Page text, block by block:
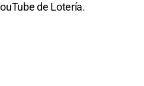
de Lotería.